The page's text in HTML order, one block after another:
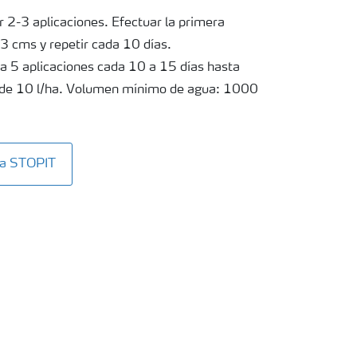
2-3 aplicaciones. Efectuar la primera
cms y repetir cada 10 días.
5 aplicaciones cada 10 a 15 días hasta
10 l/ha. Volumen mínimo de agua: 1000
STOPIT